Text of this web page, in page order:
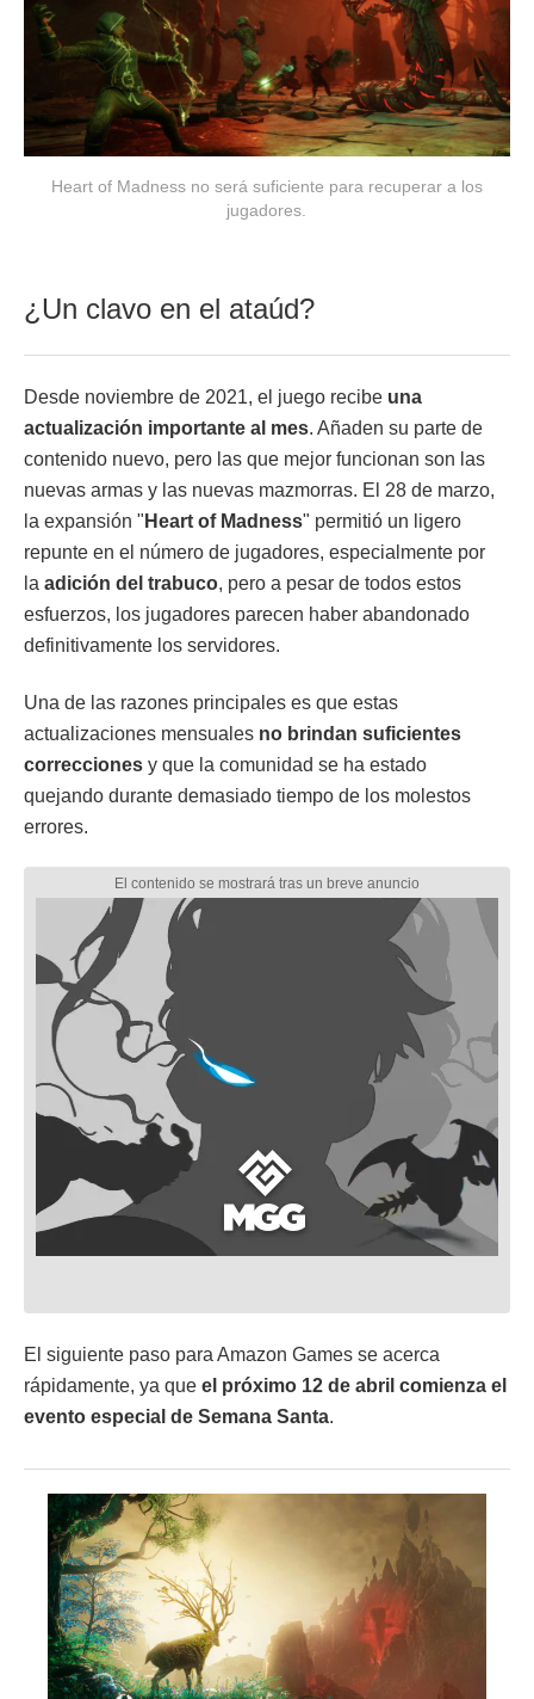
Heart of Madness no será suficiente para recuperar a los
jugadores.
¿Un clavo en el ataúd?
Desde noviembre de 2021, el juego recibe una
actualización importante al mes. Añaden su parte de
contenido nuevo, pero las que mejor funcionan son las
nuevas armas y las nuevas mazmorras. El 28 de marzo,
la expansión " Heart of Madness" permitió un ligero
repunte en el número de jugadores, especialmente por
la adición del trabuco, pero a pesar de todos estos
esfuerzos, los jugadores parecen haber abandonado
definitivamente los servidores.
Una de las razones principales es que estas
actualizaciones mensuales no brindan suficientes
correcciones y que la comunidad se ha estado
quejando durante demasiado tiempo de los molestos
errores.
El siguiente paso para Amazon Games se acerca
rápidamente, ya que el próximo 12 de abril comienza el
evento especial de Semana Santa.